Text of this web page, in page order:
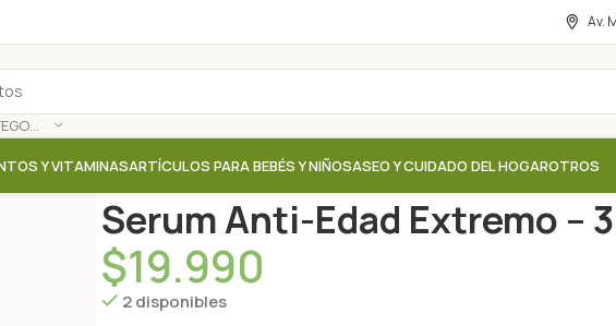
Av.
SELECCIONAR CATEGORÍA
Y VITAMINASARTÍCULOS PARA BEBÉS Y NIÑOSASEO Y CUIDADO DEL HOGAROTROS
Serum Anti-Edad Extremo –
$19.990
2 disponibles